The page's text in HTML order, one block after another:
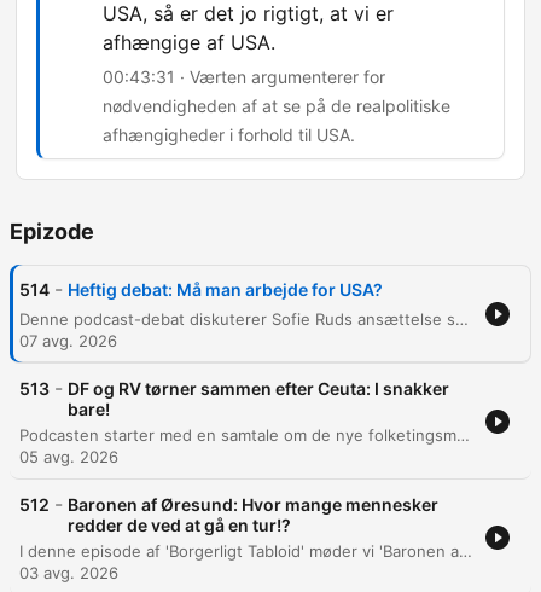
USA, så er det jo rigtigt, at vi er
afhængige af USA.
00:43:31 · Værten argumenterer for
nødvendigheden af at se på de realpolitiske
afhængigheder i forhold til USA.
Epizode
514 - Heftig debat: Må man arbejde for USA?
Denne podcast-debat diskuterer Sofie Ruds ansættelse som politisk rådgiver på den amerikanske ambassade og de diplomatiske implikationer af hendes tidligere kritiske holdninger til Trump. Deltagerne debatterer Danmarks militære afhængighed af USA, risikoen for amerikansk intervention i Grønland samt balancen mellem at have lokale eksperter og risikoen for politisk polarisering. Samtalen berører også de personlige omkostninger ved politiske karrierevalg og den offentlige udskamning af enkeltpersoner. Programmet afsluttes med en refleksion over de realpolitiske nuancer i forholdet til USA og Grønland.
07 avg. 2026
513 - DF og RV tørner sammen efter Ceuta: I snakker
bare!
Podcasten starter med en samtale om de nye folketingsmedlemmers personlige stil, før emnet skifter til en intens politisk debat om europæisk migrationspolitik. Diskussionen belyser uenigheder mellem Dansk Folkeparti og Radikale Venstre vedrørende håndteringen af grænser i Spanien, EU's budgetter og konsekvenserne af migrationsstrømme. Debatten fokuserer på behovet for styrket kontrol ved EU's ydergrænser, herunder muligheden for brug af militære midler eller fysiske barrierer. Deltagerne diskuterer også de politiske implikationer af velfærdsydelser som incitament for migration samt forskellen på legitim politiindsats og mere voldelige metoder i grænsekontrollen.
05 avg. 2026
512 - Baronen af Øresund: Hvor mange mennesker
redder de ved at gå en tur!?
I denne episode af 'Borgerligt Tabloid' møder vi 'Baronen af Øresund', en anonym profil på X, der retter skarp kritik mod dansk ulandsbistand. Gæsten gennemgår specifikke eksempler på puljeordninger under Udenrigsministeriet og stiller spørgsmålstegn ved de økonomiske prioriteringer i projekter relateret til blandt andet Sex & Samfund og bevarelse af orangutanger. Samtalen uddyber kritikken af de ideologiske vinkler i tildelinger til NGO'er samt det tætte netværk mellem politikere og civilsamfundsorganisationer. Der argumenteres for en reform af bistandsmodellen, herunder et forslag om at erstatte den faste udviklingsbistand med en akut katastrofehjælpsfond, der kan indsætte ressourcer ved behov frem for de nuværende langsigtede prioriteringer.
03 avg. 2026